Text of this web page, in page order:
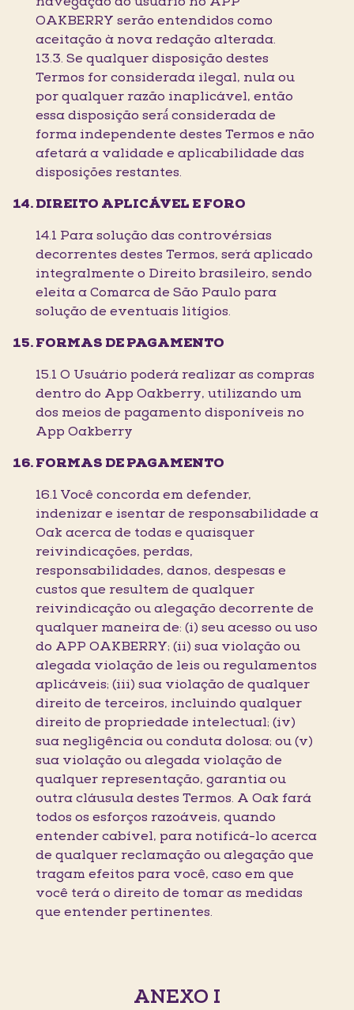
OAKBERRY serão entendidos como
aceitação à nova redação alterada.
13.3. Se qualquer disposição destes
Termos for considerada ilegal, nula ou
por qualquer razão inaplicável, então
essa disposição será́ considerada de
forma independente destes Termos e não
afetará a validade e aplicabilidade das
disposições restantes.
DIREITO APLICÁVEL E FORO
14.1 Para solução das controvérsias
decorrentes destes Termos, será aplicado
integralmente o Direito brasileiro, sendo
eleita a Comarca de São Paulo para
solução de eventuais litígios.
FORMAS DE PAGAMENTO
15.1 O Usuário poderá realizar as compras
dentro do App Oakberry, utilizando um
dos meios de pagamento disponíveis no
App Oakberry
FORMAS DE PAGAMENTO
16.1 Você concorda em defender,
indenizar e isentar de responsabilidade a
Oak acerca de todas e quaisquer
reivindicações, perdas,
responsabilidades, danos, despesas e
custos que resultem de qualquer
reivindicação ou alegação decorrente de
qualquer maneira de: (i) seu acesso ou uso
do APP OAKBERRY; (ii) sua violação ou
alegada violação de leis ou regulamentos
aplicáveis; (iii) sua violação de qualquer
direito de terceiros, incluindo qualquer
direito de propriedade intelectual; (iv)
sua negligência ou conduta dolosa; ou (v)
sua violação ou alegada violação de
qualquer representação, garantia ou
outra cláusula destes Termos. A Oak fará
todos os esforços razoáveis, quando
entender cabível, para notificá-lo acerca
de qualquer reclamação ou alegação que
tragam efeitos para você, caso em que
você terá o direito de tomar as medidas
que entender pertinentes.
ANEXO I